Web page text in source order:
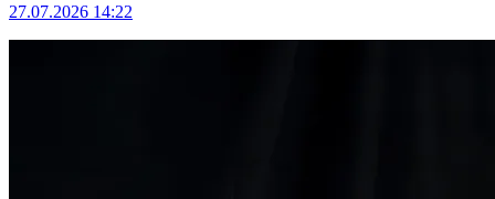
27.07.2026 14:22